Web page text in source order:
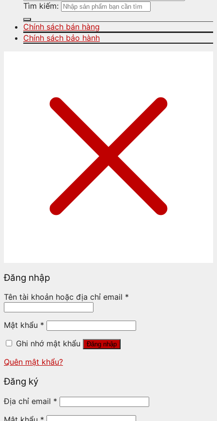
Tìm kiếm:
Chính sách bán hàng
Chính sách bảo hành
Đăng nhập
Tên tài khoản hoặc địa chỉ email *
Mật khẩu *
Ghi nhớ mật khẩu
Đăng nhập
Quên mật khẩu?
Đăng ký
Địa chỉ email *